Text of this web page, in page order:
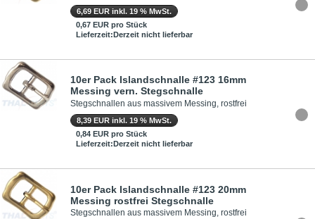
6,69 EUR inkl. 19 % MwSt.
0,67 EUR pro Stück
Lieferzeit:Derzeit nicht lieferbar
10er Pack Islandschnalle #123 16mm
Messing vern. Stegschnalle
Stegschnallen aus massivem Messing, rostfrei
8,39 EUR inkl. 19 % MwSt.
0,84 EUR pro Stück
Lieferzeit:Derzeit nicht lieferbar
10er Pack Islandschnalle #123 20mm
Messing rostfrei Stegschnalle
Stegschnallen aus massivem Messing, rostfrei